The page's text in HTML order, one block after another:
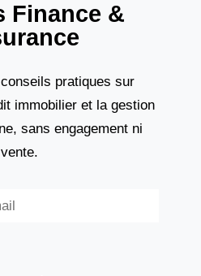
Finance &
pratiques sur
immobilier et la gestion
sans engagement ni
vente.